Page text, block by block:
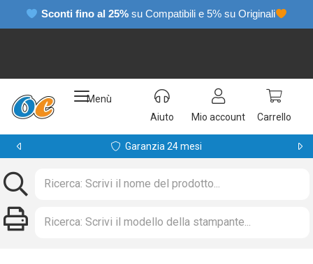
Sconti fino al 25% su Compatibili e 5% su Originali
Menù
Aiuto
Mio account Carrello
Garanzia 24 mesi